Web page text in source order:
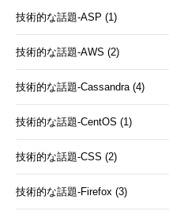
技術的な話題-ASP (1)
技術的な話題-AWS (2)
技術的な話題-Cassandra (4)
技術的な話題-CentOS (1)
技術的な話題-CSS (2)
技術的な話題-Firefox (3)